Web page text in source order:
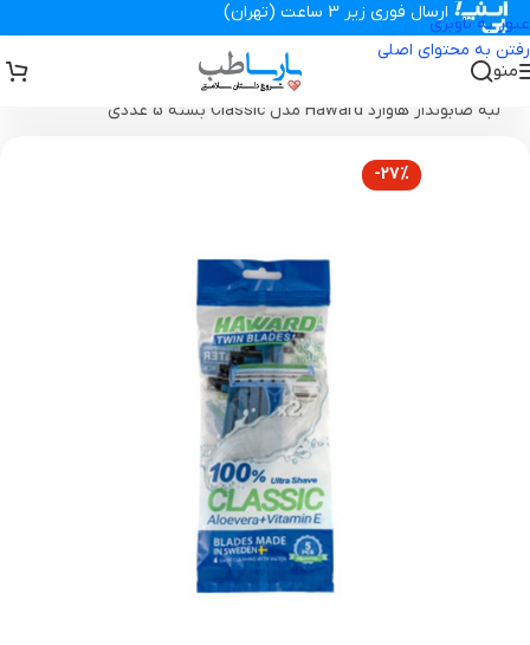
عبور به ناوبری
رفتن به محتوای اصلی
ارسال فوری زیر 3 ساعت (تهران)
منو
تجهیزات پزشکی پارساطب محصولات بهداشتی
ژیلت دو
لبه صابوندار هاوارد Haward مدل Classic بسته 5 عددی
-27%